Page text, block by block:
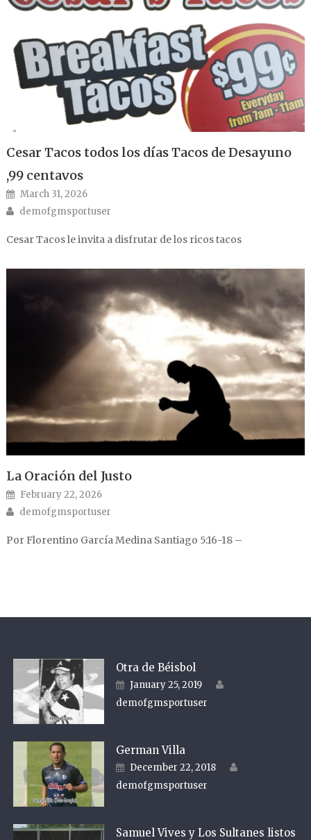
Cesar Tacos todos los días Tacos de Desayuno
,99 centavos
Posted on
March 31, 2026
Author
demofgmsportuser
Cesar Tacos le invita a disfrutar de los ricos tacos
La Oración del Justo
Posted on
February 22, 2026
Author
demofgmsportuser
Por Florentino García Medina Santiago 5:16-18 –
Otra de Béisbol
Posted on
January 25, 2019
demofgmsportuser
German Villa
Posted on
December 22, 2018
demofgmsportuser
Samuel Vives y Los Sultanes listos